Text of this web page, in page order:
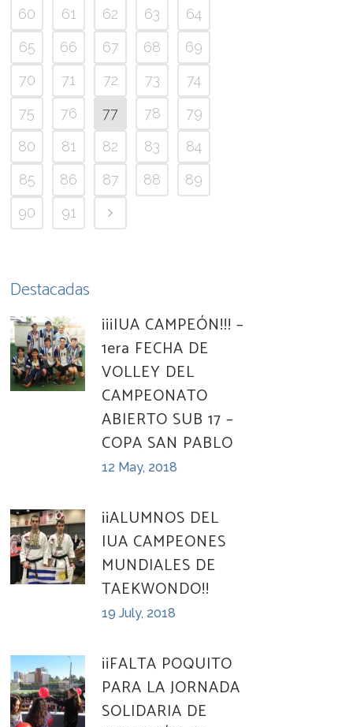
60 61 62 63
64
65
66 67 68
69
70
71 72 73
74
75
76 77 78
79
80
81 82 83
84
85
86 87 88
89
90
91
Destacadas
¡¡¡IUA CAMPEÓN!!! –
1era FECHA DE
VOLLEY DEL
CAMPEONATO
ABIERTO SUB 17 –
COPA SAN PABLO
12 May, 2018
¡¡ALUMNOS DEL
IUA CAMPEONES
MUNDIALES DE
TAEKWONDO!!
19 July, 2018
¡¡FALTA POQUITO
PARA LA JORNADA
SOLIDARIA DE